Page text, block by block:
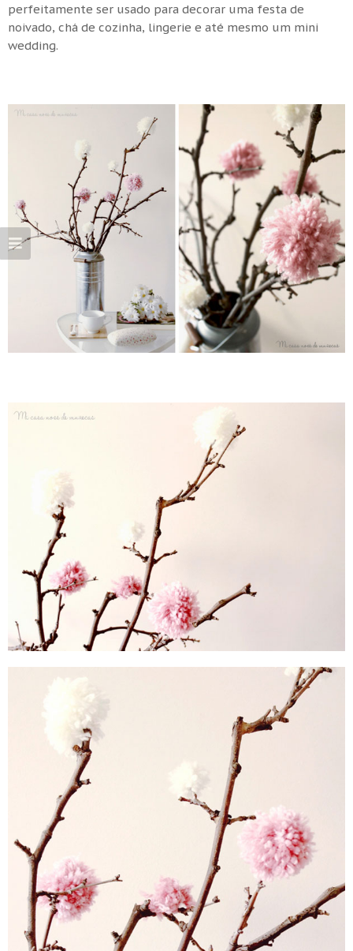
perfeitamente ser usado para decorar uma festa de
noivado, chá de cozinha, lingerie e até mesmo um mini
wedding.